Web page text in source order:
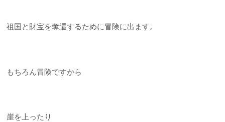
祖国と財宝を奪還するために冒険に出ます。
もちろん冒険ですから
崖を上ったり